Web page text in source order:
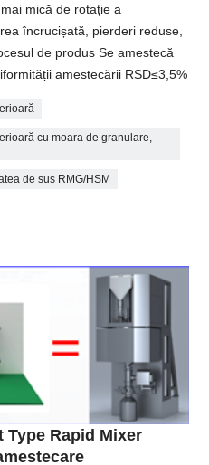
mică de rotație a
încrucișată, pierderi reduse,
de produs Se amestecă
amestecării RSD≤3,5%
cu moara de granulare,
de sus RMG/HSM
Type Rapid Mixer